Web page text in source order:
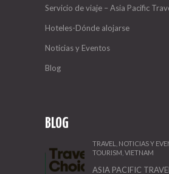
Servicio de viaje – Asia Pacific
Hoteles-Dónde alojarse
Noticias y Eventos
Blog
BLOG
TRAVEL NOTICIAS Y
TOURISM VIETNAM
ASIA PACIFIC